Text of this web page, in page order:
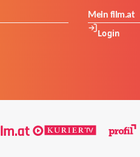
Mein film.at
Login